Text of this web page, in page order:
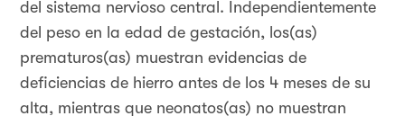
del sistema nervioso central. Independientemente
del peso en la edad de gestación, los(as)
prematuros(as) muestran evidencias de
deficiencias de hierro antes de los 4 meses de su
alta, mientras que neonatos(as) no muestran